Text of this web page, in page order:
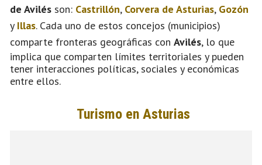
de Avilés son: Castrillón, Corvera de Asturias, Gozón
y Illas. Cada uno de estos concejos (municipios)
comparte fronteras geográficas con Avilés, lo que
implica que comparten límites territoriales y pueden
tener interacciones políticas, sociales y económicas
entre ellos.